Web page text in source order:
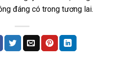
đáng có trong tương lai.